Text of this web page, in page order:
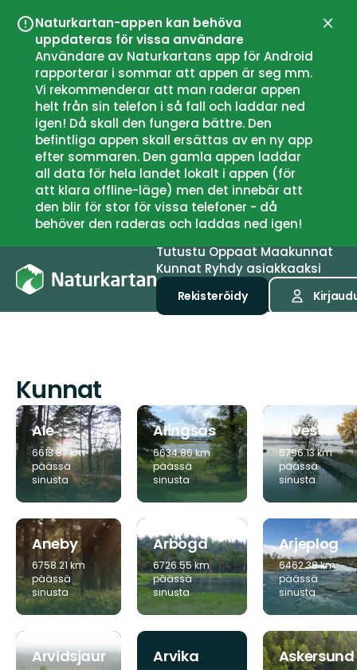
Naturkartan-appen kan behöva
uppdateras för vissa användare
Användare av Naturkartans app för Android
rapporterar i sommar att appen är seg mm.
Vi rekommenderar att man raderar appen
helt från sin telefon i så fall och laddar ned
igen! Då skall den fungera bättre. Den
befintliga appen skall ersättas av en ny app
efter sommaren. Den gamla appen laddar
all data för hela landet lokalt i appen (för
att klara offline-läge) men det innebär att
den blir för stor för vissa telefoner - då
behöver den raderas och laddas ned igen!
Sulje
TutustuOppaatMaakunnat
Kunnat Ryhdy asiakkaaksi
Rekisteröidy
Kunnat
Ale
6613.87 km
päässä
sinusta
Alingsås
6634.86 km
päässä
sinusta
Alvesta
6796.13 km
päässä
sinusta
Aneby
6758.21 km
päässä
sinusta
Arboga
6726.55 km
päässä
sinusta
Arjeplog
6462.38 km
päässä
sinusta
Arvidsjaur Arvika Askersund